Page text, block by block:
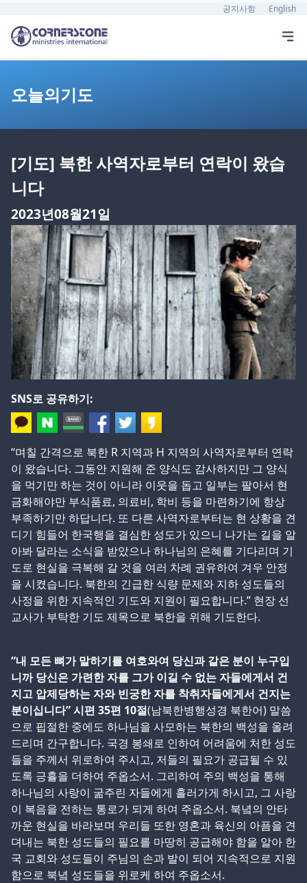
공지사항 English
오늘의기도
[기도] 북한 사역자로부터 연락이 왔습
니다
2023년08월21일
SNS로 공유하기:
“며칠 간격으로 북한 R 지역과 H 지역의 사역자로부터 연락
이 왔습니다. 그동안 지원해 준 양식도 감사하지만 그 양식
을 먹기만 하는 것이 아니라 이웃을 돕고 일부는 팔아서 현
금화해야만 부식품료, 의료비, 학비 등을 마련하기에 항상
부족하기만 하답니다. 또 다른 사역자로부터는 현 상황을 견
디기 힘들어 한국행을 결심한 성도가 있으니 나가는 길을 알
아봐 달라는 소식을 받았으나 하나님의 은혜를 기다리며 기
도로 현실을 극복해 갈 것을 여러 차례 권유하여 겨우 안정
을 시켰습니다. 북한의 긴급한 식량 문제와 지하 성도들의
사정을 위한 지속적인 기도와 지원이 필요합니다.” 현장 선
교사가 부탁한 기도 제목으로 북한을 위해 기도한다.
“내 모든 뼈가 말하기를 여호와여 당신과 같은 분이 누구입
니까 당신은 가련한 자를 그가 이길 수 없는 자들에게서 건
지고 압제당하는 자와 빈궁한 자를 착취자들에게서 건지는
분이십니다” 시편 35편 10절(남북한병행성경 북한어) 말씀
으로 핍절한 중에도 하나님을 사모하는 북한의 백성을 올려
드리며 간구합니다. 국경 봉쇄로 인하여 어려움에 처한 성도
들을 주께서 위로하여 주시고, 저들의 필요가 공급될 수 있
도록 긍휼을 더하여 주옵소서. 그리하여 주의 백성을 통해
하나님의 사랑이 굶주린 자들에게 흘러가게 하시고, 그 사랑
이 복음을 전하는 통로가 되게 하여 주옵소서. 북녘의 안타
까운 현실을 바라보며 우리들 또한 영혼과 육신의 아픔을 견
뎌내는 북한 성도들의 필요를 마땅히 공급해야 함을 알아 한
국 교회와 성도들이 주님의 손과 발이 되어 지속적으로 지원
함으로 북녘 성도들을 위로케 하여 주옵소서.